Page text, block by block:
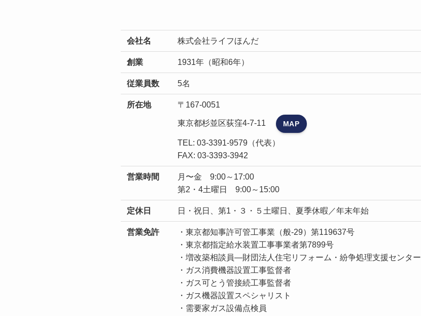
会社名 株式会社ライフほんだ
創業 1931年（昭和6年）
従業員数 5名
所在地 〒167-0051
東京都杉並区荻窪4-7-11 MAP
TEL: 03-3391-9579（代表）
FAX: 03-3393-3942
営業時間
月〜金 9:00～17:00
第2・4土曜日 9:00～15:00
定休日 日・祝日、第1・３・５土曜日、夏季休暇／年末年始
営業免許
・東京都知事許可管工事業（般-29）第119637号
・東京都指定給水装置工事事業者第7899号
・増改築相談員―財団法人住宅リフォーム・紛争処理支援センター
・ガス消費機器設置工事監督者
・ガス可とう管接続工事監督者
・ガス機器設置スペシャリスト
・需要家ガス設備点検員